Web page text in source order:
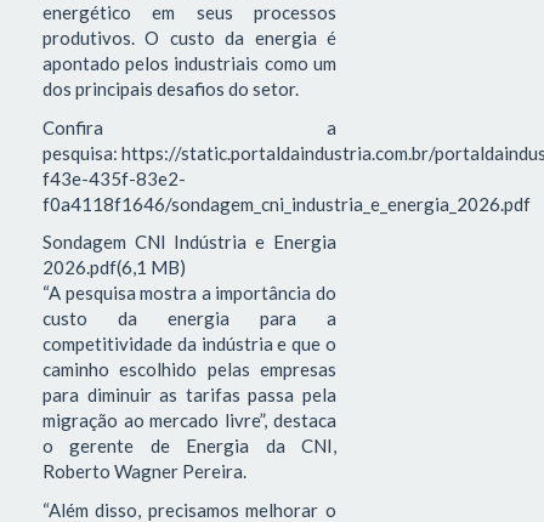
energético em seus processos
produtivos. O custo da energia é
apontado pelos industriais como um
dos principais desafios do setor.
Confira a
pesquisa: https://static.portaldaindustria.com.br/
f43e-435f-83e2-
f0a4118f1646/sondagem_cni_industria_e_energia_2026.pdf
Sondagem CNI Indústria e Energia
2026.pdf(6,1 MB)
“A pesquisa mostra a importância do
custo da energia para a
competitividade da indústria e que o
caminho escolhido pelas empresas
para diminuir as tarifas passa pela
migração ao mercado livre”, destaca
o gerente de Energia da CNI,
Roberto Wagner Pereira.
“Além disso, precisamos melhorar o